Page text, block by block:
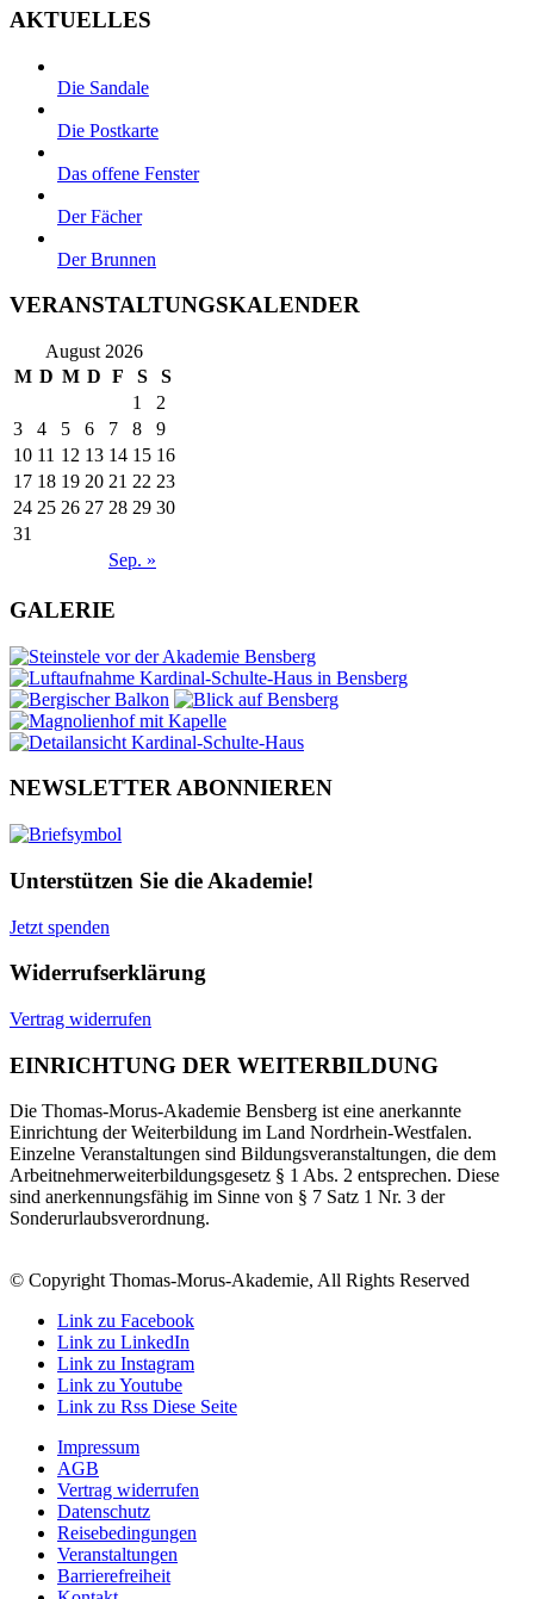
AKTUELLES
Die Sandale
Die Postkarte
Das offene Fenster
Der Fächer
Der Brunnen
VERANSTALTUNGSKALENDER
August 2026
M D M D F S S
Sep. »
1
2
3
4 5 6 7 8
9
10 11 12 13 14 15 16
17 18 19 20 21 22 23
24 25 26 27 28 29 30
31
GALERIE
NEWSLETTER ABONNIEREN
Unterstützen Sie die Akademie!
Jetzt spenden
Widerrufserklärung
Vertrag widerrufen
EINRICHTUNG DER WEITERBILDUNG
Die Thomas-Morus-Akademie Bensberg ist eine anerkannte
Einrichtung der Weiterbildung im Land Nordrhein-Westfalen.
Einzelne Veranstaltungen sind Bildungsveranstaltungen, die dem
Arbeitnehmerweiterbildungsgesetz § 1 Abs. 2 entsprechen. Diese
sind anerkennungsfähig im Sinne von § 7 Satz 1 Nr. 3 der
Sonderurlaubsverordnung.
© Copyright Thomas-Morus-Akademie, All Rights Reserved
Link zu Facebook
Link zu LinkedIn
Link zu Instagram
Link zu Youtube
Link zu Rss Diese Seite
Impressum
AGB
Vertrag widerrufen
Datenschutz
Reisebedingungen
Veranstaltungen
Barrierefreiheit